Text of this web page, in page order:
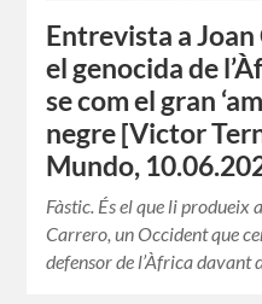
Entrevista a
el genocida de
se com el gran
negre [Victor
Mundo,
Fàstic. És el que li produeix
Carrero, un Occident que
defensor de l’Àfrica davant